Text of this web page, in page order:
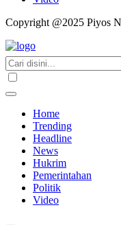
Copyright @2025 Piyos
Home
Trending
Headline
News
Hukrim
Pemerintahan
Politik
Video